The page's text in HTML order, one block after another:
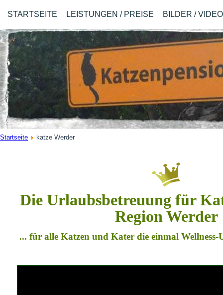
STARTSEITE LEISTUNGEN / PREISE BILDER /
Startseite katze Werder
Die Urlaubsbetreuung für
Region Werder
... für alle Katzen und Kater die einmal